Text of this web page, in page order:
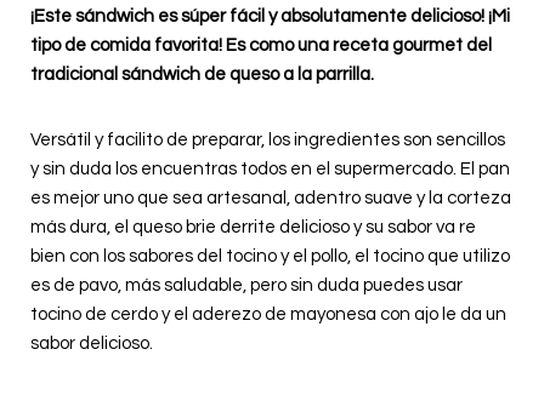
¡Este sándwich es súper fácil y absolutamente delicioso! ¡Mi
tipo de comida favorita! Es como una receta gourmet del
tradicional sándwich de queso a la parrilla.
Versátil y facilito de preparar, los ingredientes son sencillos
y sin duda los encuentras todos en el supermercado. El pan
es mejor uno que sea artesanal, adentro suave y la corteza
más dura, el queso brie derrite delicioso y su sabor va re
bien con los sabores del tocino y el pollo, el tocino que utilizo
es de pavo, más saludable, pero sin duda puedes usar
tocino de cerdo y el aderezo de mayonesa con ajo le da un
sabor delicioso.